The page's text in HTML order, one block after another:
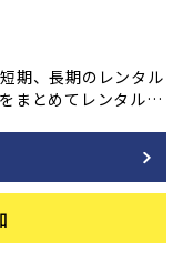
期、長期のレンタル
まとめてレンタル